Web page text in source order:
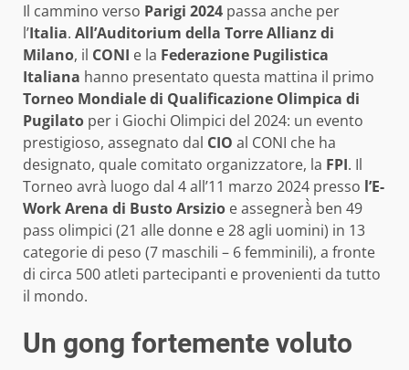
Il cammino verso Parigi 2024 passa anche per
l’Italia. All’Auditorium della Torre Allianz di
Milano, il CONI e la Federazione Pugilistica
Italiana hanno presentato questa mattina il primo
Torneo Mondiale di Qualificazione Olimpica di
Pugilato per i Giochi Olimpici del 2024: un evento
prestigioso, assegnato dal CIO al CONI che ha
designato, quale comitato organizzatore, la FPI. Il
Torneo avrà luogo dal 4 all’11 marzo 2024 presso l’E-
Work Arena di Busto Arsizio e assegnerà̀ ben 49
pass olimpici (21 alle donne e 28 agli uomini) in 13
categorie di peso (7 maschili – 6 femminili), a fronte
di circa 500 atleti partecipanti e provenienti da tutto
il mondo.
Un gong fortemente voluto